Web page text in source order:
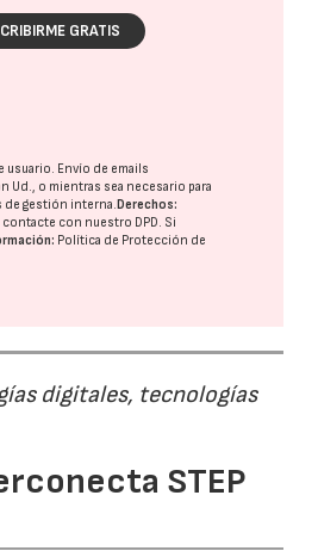
GRATIS
Envío de emails
Ud., o mientras sea necesario para
de gestión interna.Derechos:
contacte con nuestro DPD. Si
Política de Protección de
digitales, tecnologías
STEP